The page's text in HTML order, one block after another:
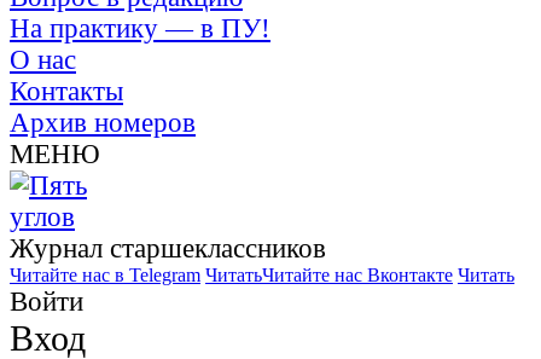
На практику — в ПУ!
О нас
Контакты
Архив номеров
МЕНЮ
Журнал старшекласcников
Читайте нас в Telegram ЧитатьЧитайте нас Вконтакте Читать
Войти
Вход